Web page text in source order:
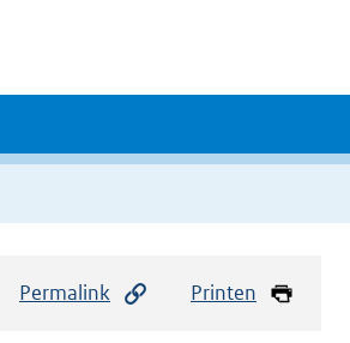
Permalink Printen